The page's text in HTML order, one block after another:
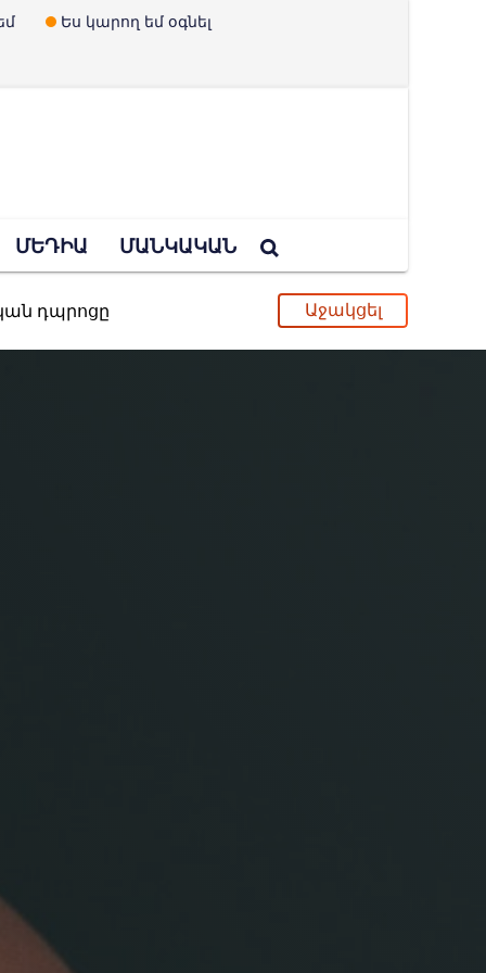
Ես կարող եմ օգնել
ՄԵԴԻԱ ՄԱՆԿԱԿԱՆ
դպրոցը